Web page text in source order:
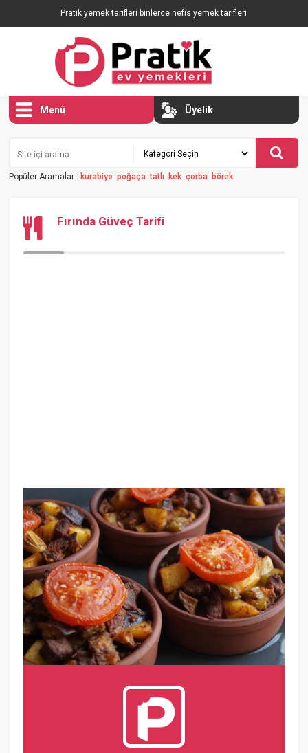
Pratik yemek tarifleri binlerce nefis yemek tarifleri
Menü Üyelik
Popüler Aramalar : kurabiye poğaça tatlı kek çorba börek
Fırında Güveç Tarifi